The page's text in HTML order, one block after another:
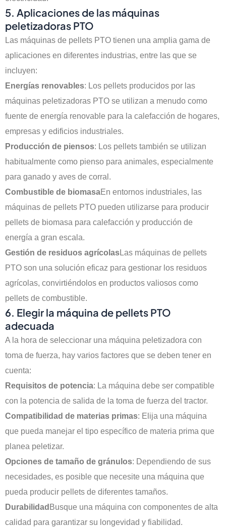
5. Aplicaciones de las máquinas
peletizadoras PTO
Las máquinas de pellets PTO tienen una amplia gama de
aplicaciones en diferentes industrias, entre las que se
incluyen:
Energías renovables: Los pellets producidos por las
máquinas peletizadoras PTO se utilizan a menudo como
fuente de energía renovable para la calefacción de hogares,
empresas y edificios industriales.
Producción de piensos: Los pellets también se utilizan
habitualmente como pienso para animales, especialmente
para ganado y aves de corral.
Combustible de biomasaEn entornos industriales, las
máquinas de pellets PTO pueden utilizarse para producir
pellets de biomasa para calefacción y producción de
energía a gran escala.
Gestión de residuos agrícolasLas máquinas de pellets
PTO son una solución eficaz para gestionar los residuos
agrícolas, convirtiéndolos en productos valiosos como
pellets de combustible.
6. Elegir la máquina de pellets PTO
adecuada
A la hora de seleccionar una máquina peletizadora con
toma de fuerza, hay varios factores que se deben tener en
cuenta:
Requisitos de potencia: La máquina debe ser compatible
con la potencia de salida de la toma de fuerza del tractor.
Compatibilidad de materias primas: Elija una máquina
que pueda manejar el tipo específico de materia prima que
planea peletizar.
Opciones de tamaño de gránulos: Dependiendo de sus
necesidades, es posible que necesite una máquina que
pueda producir pellets de diferentes tamaños.
DurabilidadBusque una máquina con componentes de alta
calidad para garantizar su longevidad y fiabilidad.